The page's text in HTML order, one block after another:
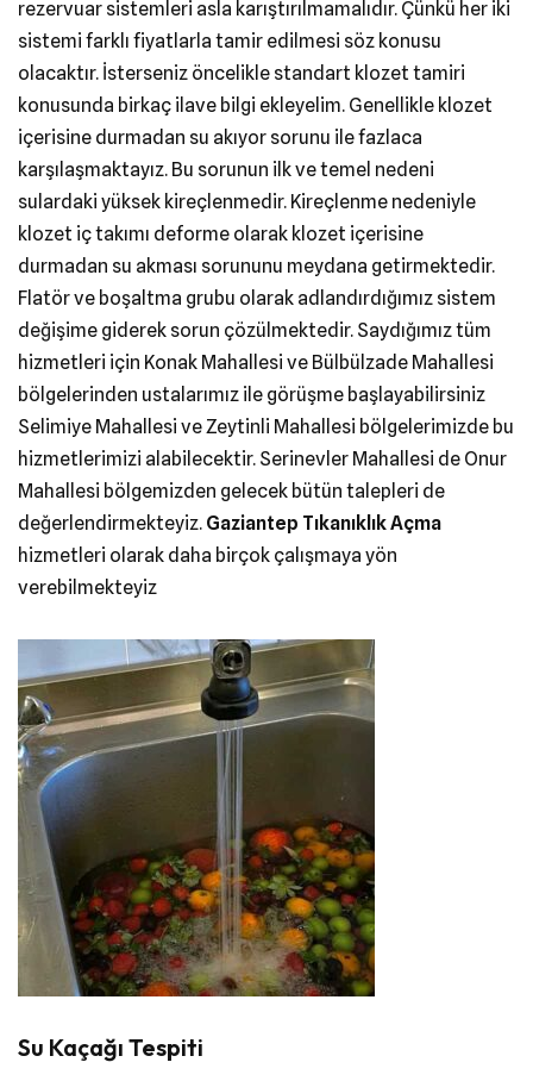
rezervuar sistemleri asla karıştırılmamalıdır. Çünkü her iki
sistemi farklı fiyatlarla tamir edilmesi söz konusu
olacaktır. İsterseniz öncelikle standart klozet tamiri
konusunda birkaç ilave bilgi ekleyelim. Genellikle klozet
içerisine durmadan su akıyor sorunu ile fazlaca
karşılaşmaktayız. Bu sorunun ilk ve temel nedeni
sulardaki yüksek kireçlenmedir. Kireçlenme nedeniyle
klozet iç takımı deforme olarak klozet içerisine
durmadan su akması sorununu meydana getirmektedir.
Flatör ve boşaltma grubu olarak adlandırdığımız sistem
değişime giderek sorun çözülmektedir. Saydığımız tüm
hizmetleri için Konak Mahallesi ve Bülbülzade Mahallesi
bölgelerinden ustalarımız ile görüşme başlayabilirsiniz
Selimiye Mahallesi ve Zeytinli Mahallesi bölgelerimizde bu
hizmetlerimizi alabilecektir. Serinevler Mahallesi de Onur
Mahallesi bölgemizden gelecek bütün talepleri de
değerlendirmekteyiz. Gaziantep Tıkanıklık Açma
hizmetleri olarak daha birçok çalışmaya yön
verebilmekteyiz
Su Kaçağı Tespiti